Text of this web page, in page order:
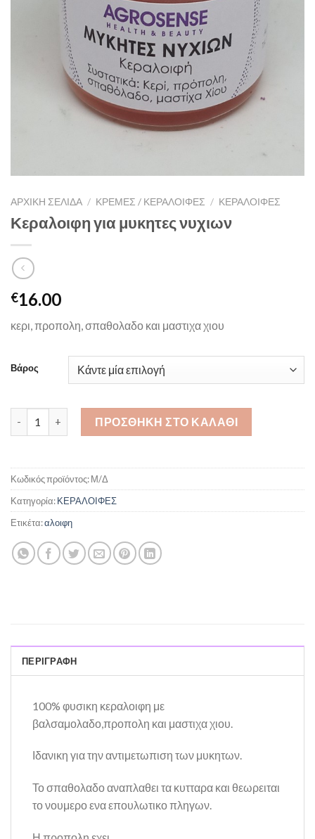
ΑΡΧΙΚΉ ΣΕΛΊΔΑ / ΚΡΕΜΕΣ / ΚΕΡΑΛΟΙΦΕΣ / ΚΕΡΑΛΟΙΦΕΣ
Κεραλοιφη για μυκητες νυχιων
€16.00
κερι, προπολη, σπαθολαδο και μαστιχα χιου
Βάρος
Κεραλοιφη για μυκητες νυχιων ποσότητα
ΠΡΟΣΘΉΚΗ ΣΤΟ ΚΑΛΆΘΙ
Κωδικός προϊόντος:Μ/Δ
Κατηγορία:ΚΕΡΑΛΟΙΦΕΣ
Ετικέτα:αλοιφη
ΠΕΡΙΓΡΑΦΉ
100% φυσικη κεραλοιφη με
βαλσαμολαδο,προπολη και μαστιχα χιου.
Ιδανικη για την αντιμετωπιση των μυκητων.
Το σπαθολαδο αναπλαθει τα κυτταρα και θεωρειται
το νουμερο ενα επουλωτικο πληγων.